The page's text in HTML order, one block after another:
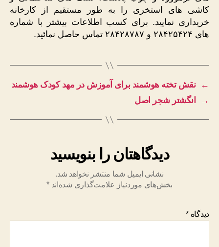
کاشی های استخری را به طور مستقیم از کارخانه
خریداری نمایید. برای کسب اطلاعات بیشتر با شماره
های ۲۸۴۲۵۴۲۴ و ۲۸۴۲۸۷۸۷ تماس حاصل نمائید.
←
نقش تخته‌ هوشمند برای آموزش در مهد کودک هوشمند
→
انگشتر شجر اصل
دیدگاهتان را بنویسید
نشانی ایمیل شما منتشر نخواهد شد.
بخش‌های موردنیاز علامت‌گذاری شده‌اند*
دیدگاه*